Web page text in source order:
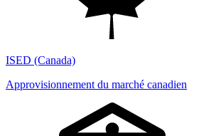
ISED (Canada)
Approvisionnement du marché canadien